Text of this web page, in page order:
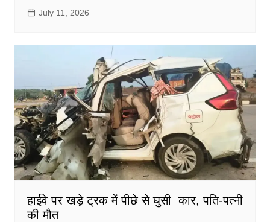
July 11, 2026
हाईवे पर खड़े ट्रक में पीछे से घुसी कार, पति-पत्नी
की मौत